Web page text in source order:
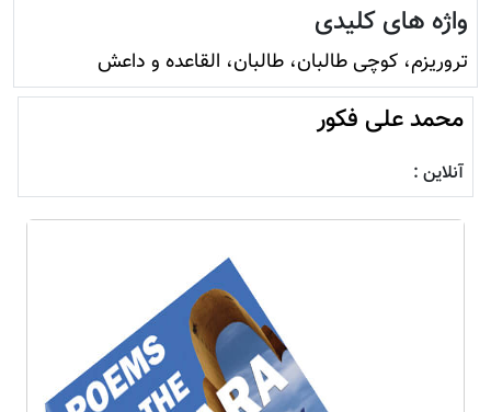
واژه های کلیدی
تروريزم، کوچی طالبان، طالبان، القاعده و داعش
محمد علی فکور
آنلاین :